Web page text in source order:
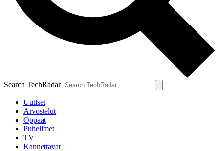
Search TechRadar
Uutiset
Arvostelut
Oppaat
Puhelimet
TV
Kannettavat